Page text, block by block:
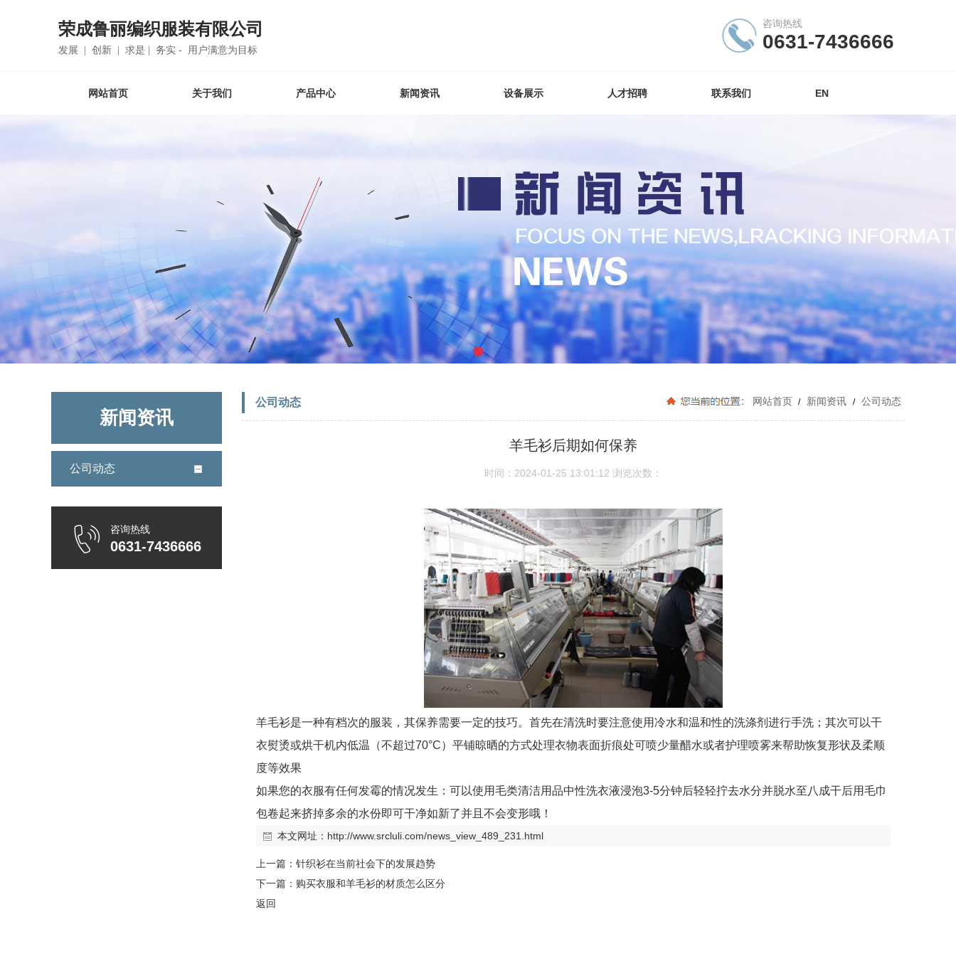
荣成鲁丽编织服装有限公司
发展 | 创新 | 求是 | 务实 - 用户满意为目标
咨询热线
0631-7436666
网站首页 关于我们 产品中心 新闻资讯 设备展示 人才招聘 联系我们 EN
新闻资讯
公司动态
咨询热线
0631-7436666
公司动态 网站首页 / 新闻资讯 / 公司动态
羊毛衫后期如何保养
时间：2024-01-25 13:01:12 浏览次数：
羊毛衫是一种有档次的服装，其保养需要一定的技巧。首先在清洗时要注意使用冷水和温和性的洗涤剂进行手洗；其次可以干
衣熨烫或烘干机内低温（不超过70°C）平铺晾晒的方式处理衣物表面折痕处可喷少量醋水或者护理喷雾来帮助恢复形状及柔顺
度等效果
如果您的衣服有任何发霉的情况发生：可以使用毛类清洁用品中性洗衣液浸泡3-5分钟后轻轻拧去水分并脱水至八成干后用毛巾
包卷起来挤掉多余的水份即可干净如新了并且不会变形哦！
本文网址： http://www.srcluli.com/news_view_489_231.html
上一篇： 针织衫在当前社会下的发展趋势
下一篇： 购买衣服和羊毛衫的材质怎么区分
返回